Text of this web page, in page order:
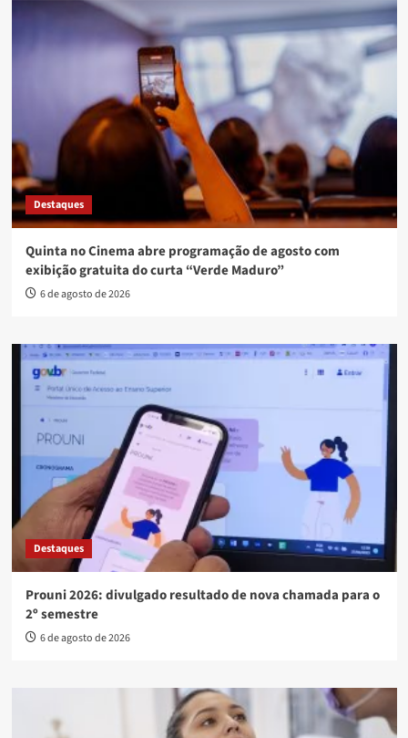
Destaques
Quinta no Cinema abre programação de agosto com
exibição gratuita do curta “Verde Maduro”
6 de agosto de 2026
Destaques
Prouni 2026: divulgado resultado de nova chamada para o
2º semestre
6 de agosto de 2026